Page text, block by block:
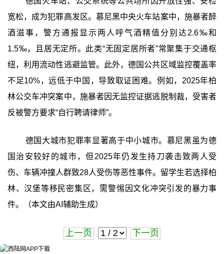
宽松，成为犯罪高发区。慕尼黑中央火车站案中，施暴者醉
酒滋事，警方通报显示两人呼气酒精值分别达2.6‰和
1.5‰，且居无定所。此类“无固定居所者”常聚集于交通枢
纽，利用流动性逃避监管。此外，德国公共区域监控覆盖率
不足10%，远低于中国，导致取证困难。例如，2025年柏
林公交车冲突案中，施暴者因无监控证据逃脱制裁，受害者
反被警方要求“自行聘请律师”。
德国大城市犯罪率显著高于中小城市。慕尼黑虽为德
国治安较好的城市，但2025年仍发生持刀袭击致两人受
伤、车辆冲撞人群致28人受伤等恶性事件。留学生若选择柏
林、汉堡等移民密集区，需警惕因文化冲突引发的暴力事
件。（本文由AI辅助生成）
上一页 下一页